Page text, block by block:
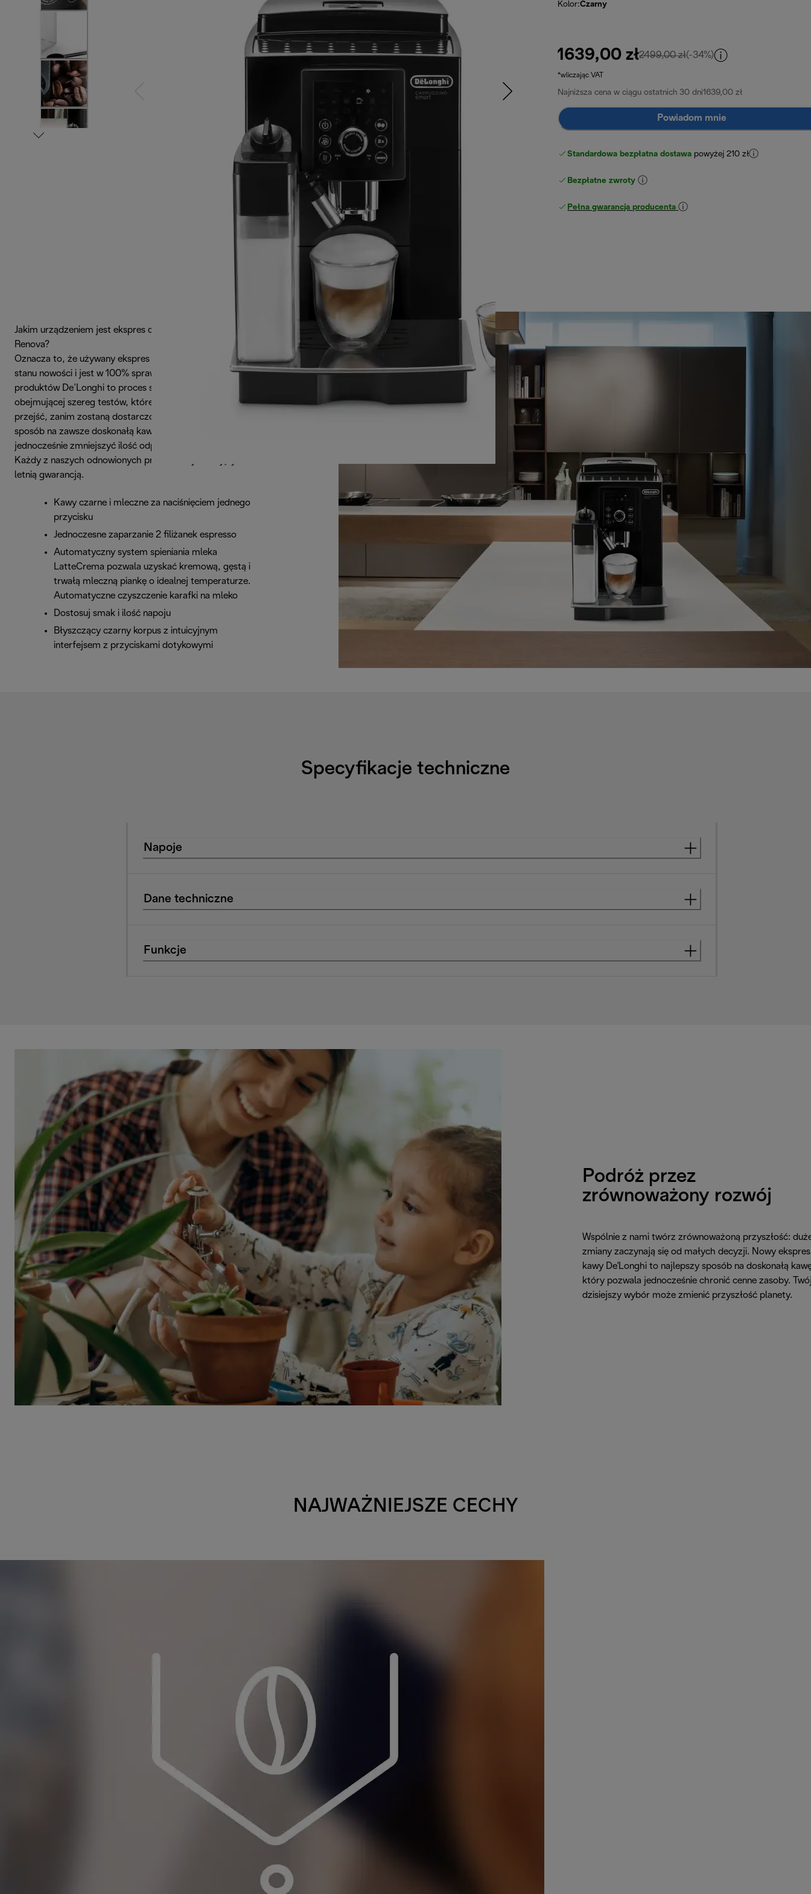
Kolor:Czarny
1639,00 zł2499,00 złcena oryginalna 2499,00 zł
(-34%)
*wliczając VAT
Najniższa cena w ciągu ostatnich 30 dni1639,00 zł
Powiadom mnie
Standardowa bezpłatna dostawa powyżej 210 zł
Bezpłatne zwroty
Pełna gwarancja producenta
Jakim urządzeniem jest ekspres do kawy De'Longhi
Renova?
Oznacza to, że używany ekspres został przywrócony do
stanu nowości i jest w 100% sprawny. Odnawianie
produktów De’Longhi to proces skrupulatnej renowacji
obejmującej szereg testów, które urządzenia muszą
przejść, zanim zostaną dostarczone do klienta. To idealny
sposób na zawsze doskonałą kawę, który pozwala
jednocześnie zmniejszyć ilość odpadów.
Każdy z naszych odnowionych produktów jest objęty 2-
letnią gwarancją.
Kawy czarne i mleczne za naciśnięciem jednego
przycisku
Jednoczesne zaparzanie 2 filiżanek espresso
Automatyczny system spieniania mleka
LatteCrema pozwala uzyskać kremową, gęstą i
trwałą mleczną piankę o idealnej temperaturze.
Automatyczne czyszczenie karafki na mleko
Dostosuj smak i ilość napoju
Błyszczący czarny korpus z intuicyjnym
interfejsem z przyciskami dotykowymi
Specyfikacje techniczne
Napoje
Dane techniczne
Funkcje
Podróż przez
zrównoważony rozwój
Wspólnie z nami twórz zrównoważoną przyszłość:
zmiany zaczynają się od małych decyzji. Nowy
kawy De'Longhi to najlepszy sposób na doskonałą
który pozwala jednocześnie chronić cenne zasoby.
dzisiejszy wybór może zmienić przyszłość planety.
NAJWAŻNIEJSZE CECHY